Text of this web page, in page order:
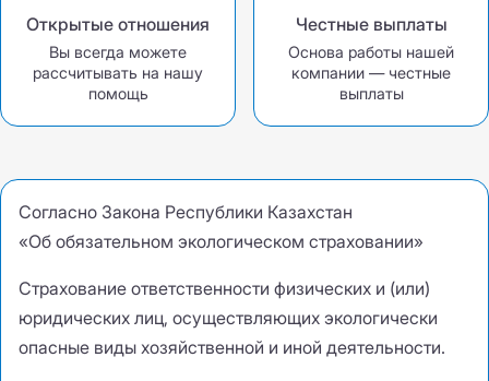
Открытые отношения
Вы всегда можете
рассчитывать на нашу
помощь
Честные выплаты
Основа работы нашей
компании — честные
выплаты
Согласно Закона Республики Казахстан
«Об обязательном экологическом страховании»
Страхование ответственности физических и (или)
юридических лиц, осуществляющих экологически
опасные виды хозяйственной и иной деятельности.